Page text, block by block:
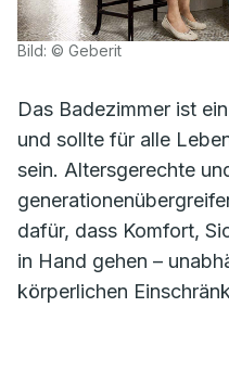
Bild: © Geberit
Das Badezimmer ist
und sollte für alle
sein. Altersgerechte
dafür, dass Komfort,
in Hand gehen –
körperlichen